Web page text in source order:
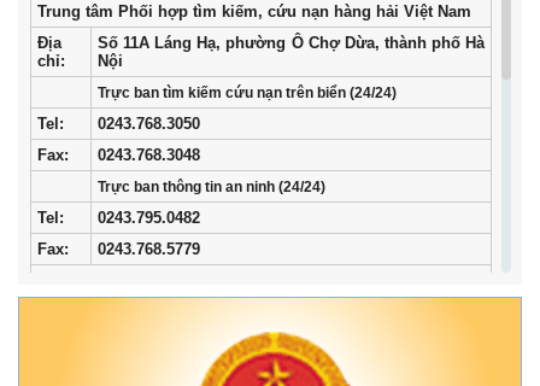
Trung tâm Phối hợp tìm kiếm, cứu nạn hàng hải Việt Nam
Địa
chỉ:
Số 11A Láng Hạ, phường Ô Chợ Dừa, thành phố Hà
Nội
Trực ban tìm kiếm cứu nạn trên biển (24/24)
Tel:
0243.768.3050
Fax:
0243.768.3048
Trực ban thông tin an ninh (24/24)
Tel:
0243.795.0482
Fax:
0243.768.5779
02253.759.508 (24/24h)